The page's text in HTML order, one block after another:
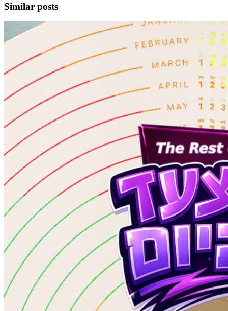
Similar posts